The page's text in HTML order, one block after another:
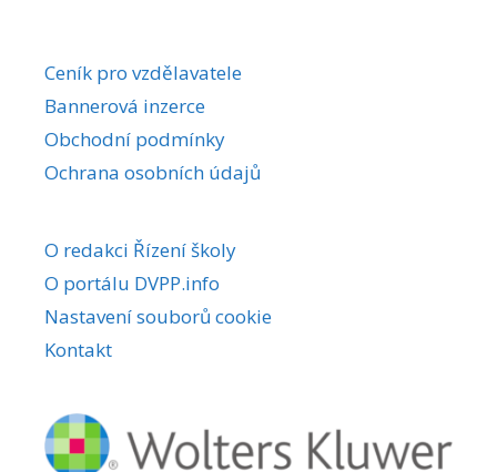
Ceník pro vzdělavatele
Bannerová inzerce
Obchodní podmínky
Ochrana osobních údajů
O redakci Řízení školy
O portálu DVPP.info
Nastavení souborů cookie
Kontakt